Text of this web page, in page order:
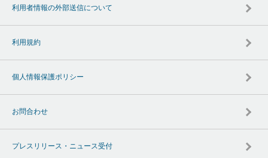
利用者情報の外部送信について
利用規約
個人情報保護ポリシー
お問合わせ
プレスリリース・ニュース受付